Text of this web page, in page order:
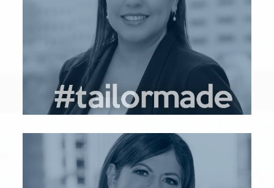
Yo soy Ana Laura Chávez
achavez@bleumind.com
LinkedIn